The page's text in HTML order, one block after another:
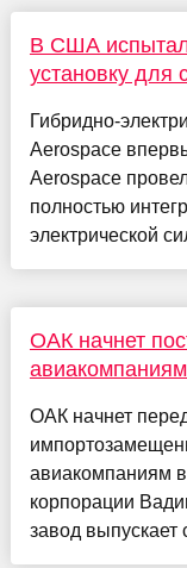
В США
установку для
Гибридно-
Aerospace
Aerospace
полностью
электрической
ОАК начнет
ОАК начнет
авиакомпаниям
корпорации
завод выпускает